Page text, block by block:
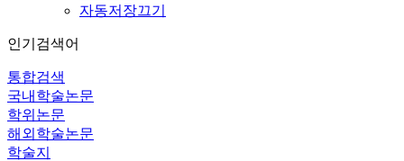
자동저장끄기
인기검색어
통합검색
국내학술논문
학위논문
해외학술논문
학술지